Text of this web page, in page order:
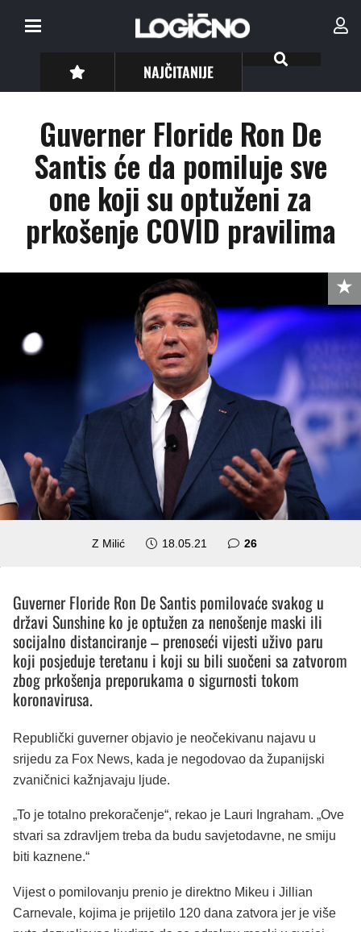
NAJČITANIJE
Guverner Floride Ron De
Santis će da pomiluje sve
one koji su optuženi za
prkošenje COVID pravilima
Z Milić 18.05.21 26komentara
Guverner Floride Ron De Santis pomilovaće svakog u
državi Sunshine ko je optužen za nenošenje maski ili
socijalno distanciranje – prenoseći vijesti uživo paru
koji posjedujeteretanu i koji su bili suočeni sa zatvorom
zbog prkošenja preporukama o sigurnosti tokom
koronavirusa.
Republički guverner objavio je neočekivanu najavu u
srijedu za Fox News, kada je negodovao da županijski
zvaničnici kažnjavaju ljude.
„To je totalno prekoračenje“, rekao je Lauri Ingraham. „Ove
stvari sa zdravljem treba da budu savjetodavne, ne smiju
biti kaznene.“
Vijest o pomilovanju prenio je direktno Mikeu i Jillian
Carnevale, kojima je prijetilo 120 dana zatvora jer je više